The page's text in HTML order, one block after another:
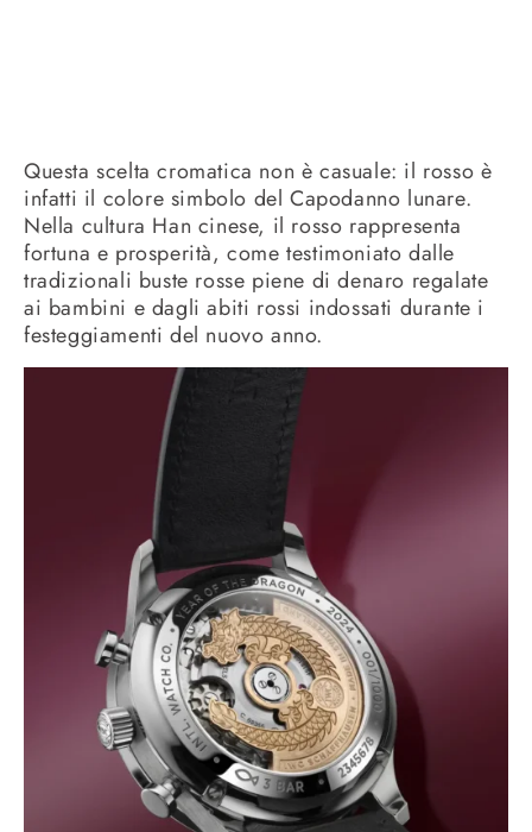
Questa scelta cromatica non è casuale: il rosso è
infatti il colore simbolo del Capodanno lunare.
Nella cultura Han cinese, il rosso rappresenta
fortuna e prosperità, come testimoniato dalle
tradizionali buste rosse piene di denaro regalate
ai bambini e dagli abiti rossi indossati durante i
festeggiamenti del nuovo anno.